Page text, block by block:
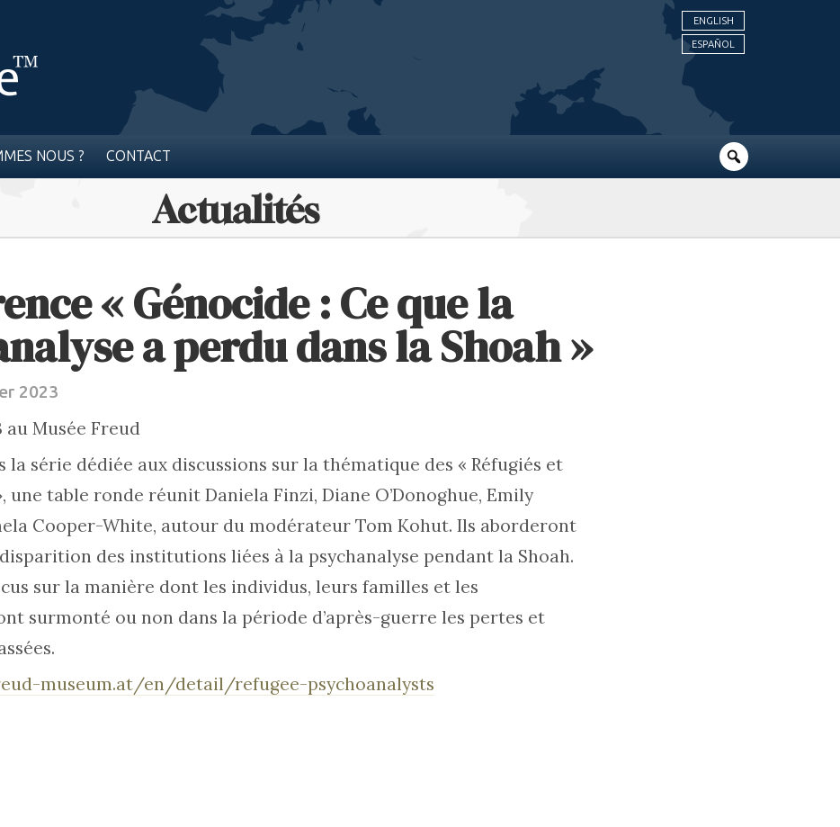
ENGLISH
ESPAÑOL
NOUS ? CONTACT
Actualités
« Génocide : Ce que la
a perdu dans la Shoah »
2023
au Musée Freud
la série dédiée aux discussions sur la thématique des « Réfugiés et
une table ronde réunit Daniela Finzi, Diane O’Donoghue, Emily
Cooper-White, autour du modérateur Tom Kohut. Ils aborderont
des institutions liées à la psychanalyse pendant la Shoah.
sur la manière dont les individus, leurs familles et les
surmonté ou non dans la période d’après-guerre les pertes et
museum.at/en/detail/refugee-psychoanalysts